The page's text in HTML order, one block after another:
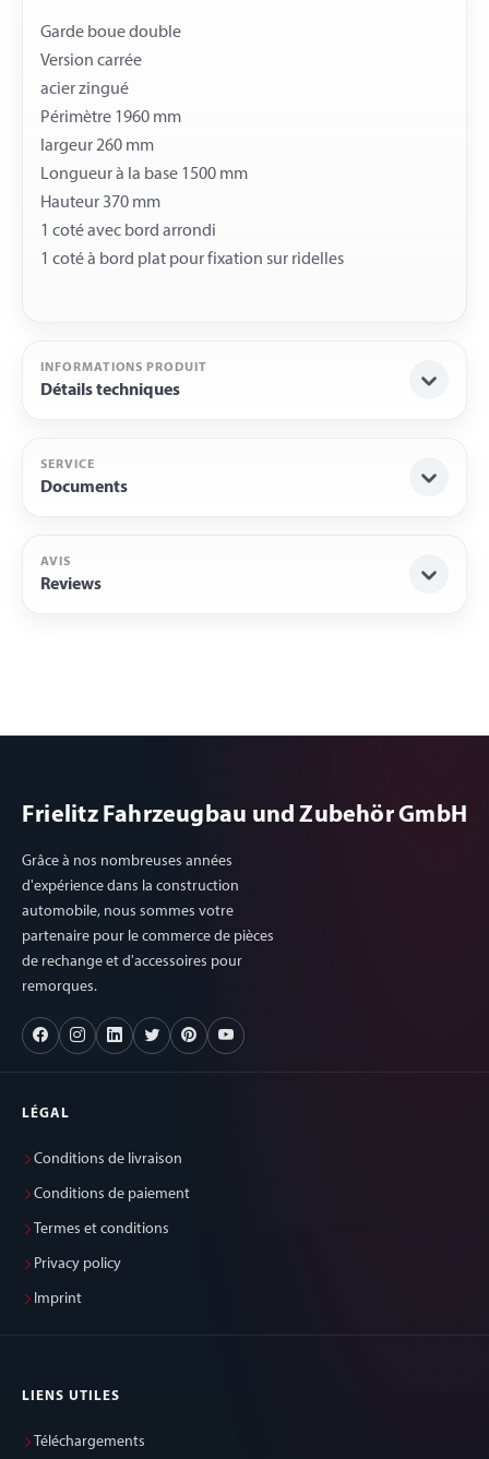
Garde boue double
Version carrée
acier zingué
Périmètre 1960 mm
largeur 260 mm
Longueur à la base 1500 mm
Hauteur 370 mm
1 coté avec bord arrondi
INFORMATIONS PRODUIT
Détails techniques
SERVICE
Documents
AVIS
Reviews
Frielitz Fahrzeugbau und Zubehör GmbH
Grâce à nos nombreuses années
d'expérience dans la construction
automobile, nous sommes votre
partenaire pour le commerce de pièces
de rechange et d'accessoires pour
remorques.
LÉGAL
Conditions de livraison
Conditions de paiement
Termes et conditions
Privacy policy
Imprint
LIENS UTILES
Téléchargements